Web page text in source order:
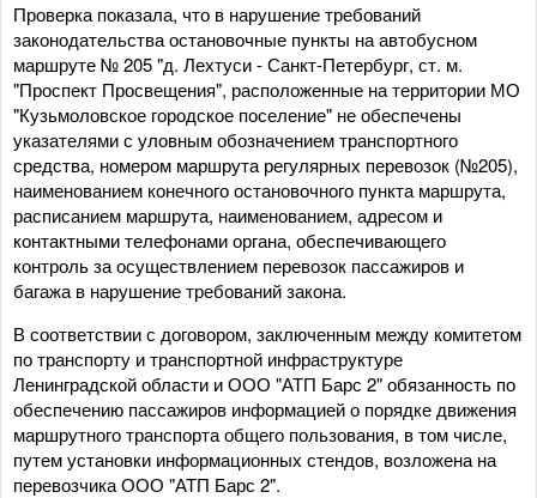
Проверка показала, что в нарушение требований
законодательства остановочные пункты на автобусном
маршруте № 205 "д. Лехтуси - Санкт-Петербург, ст. м.
"Проспект Просвещения", расположенные на территории МО
"Кузьмоловское городское поселение" не обеспечены
указателями с уловным обозначением транспортного
средства, номером маршрута регулярных перевозок (№205),
наименованием конечного остановочного пункта маршрута,
расписанием маршрута, наименованием, адресом и
контактными телефонами органа, обеспечивающего
контроль за осуществлением перевозок пассажиров и
багажа в нарушение требований закона.
В соответствии с договором, заключенным между комитетом
по транспорту и транспортной инфраструктуре
Ленинградской области и ООО "АТП Барс 2" обязанность по
обеспечению пассажиров информацией о порядке движения
маршрутного транспорта общего пользования, в том числе,
путем установки информационных стендов, возложена на
перевозчика ООО "АТП Барс 2".